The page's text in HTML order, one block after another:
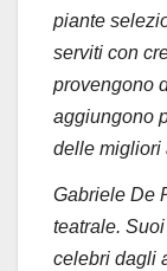
piante
serviti con
provengono
aggiungono
delle migliori
Gabriele De
teatrale.
celebri dagli